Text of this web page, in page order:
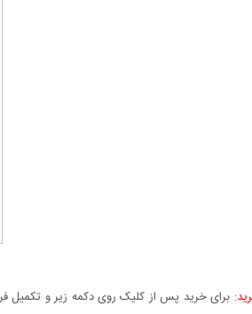
برای خرید پس از کلیک روی دکمه زیر و تکمیل